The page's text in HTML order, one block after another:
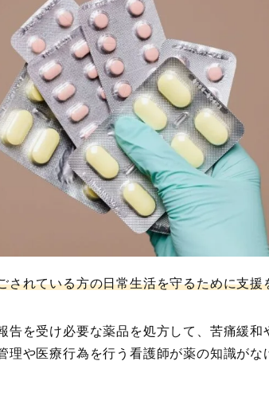
されている方の日常生活を守るために支援
告を受け必要な薬品を処方して、苦痛緩和
理や医療行為を行う看護師が薬の知識がな